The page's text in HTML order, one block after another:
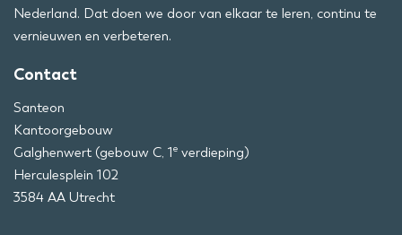
Nederland. Dat doen we door van elkaar te leren, continu te
vernieuwen en verbeteren.
Contact
Santeon
Kantoorgebouw
Galghenwert (gebouw C, 1e verdieping)
Herculesplein 102
3584 AA Utrecht